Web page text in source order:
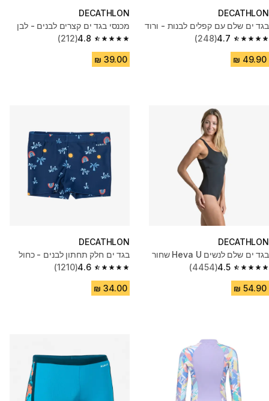
DECATHLON
בגד ים שלם עם קפלים לבנות - ורוד
4.7
4.7 out of 5 stars from 248 reviews
(248)
DECATHLON
מכנסי בגד ים קצרים לבנים - לבן
4.8
4.8 out of 5 stars from 212 reviews
(212)
DECATHLON
בגד ים שלם לנשים Heva U שחור
4.5
4.5 out of 5 stars from 4454 reviews
(4454)
DECATHLON
בגד ים חלק תחתון לבנים - כחול
4.6
4.6 out of 5 stars from 1210 reviews
(1210)